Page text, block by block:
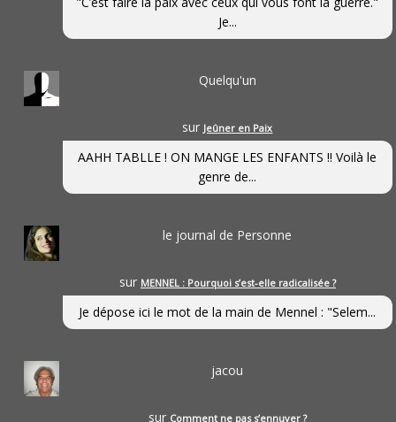
Je...
Quelqu'un
sur Jeûner en Paix
AAHH TABLLE ! ON MANGE LES ENFANTS !! Voilà le
genre de...
le journal de Personne
sur MENNEL : Pourquoi s’est-elle radicalisée ?
Je dépose ici le mot de la main de Mennel : "Selem...
jacou
sur Comment ne pas s’ennuyer ?